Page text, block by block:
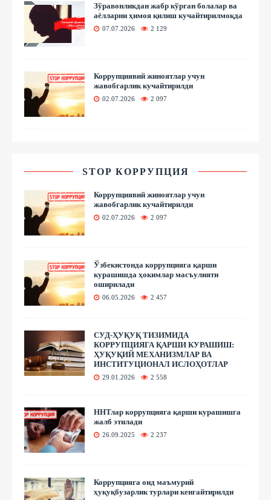
Зўравонликдан жабр кўрган болалар ва
аёлларни ҳимоя қилиш кучайтирилмоқда
07.07.2026 2 129
Коррупциявий жиноятлар учун
жавобгарлик кучайтирилди
02.07.2026 2 097
STOP КОРРУПЦИЯ
Коррупциявий жиноятлар учун
жавобгарлик кучайтирилди
02.07.2026 2 097
Ўзбекистонда коррупцияга қарши
курашишда ҳокимлар масъулияти
оширилади
06.05.2026 2 457
СУД-ҲУҚУҚ ТИЗИМИДА
КОРРУПЦИЯГА ҚАРШИ КУРАШИШ:
ҲУҚУҚИЙ МЕХАНИЗМЛАР ВА
ИНСТИТУЦИОНАЛ ИСЛОҲОТЛАР
29.01.2026 2 558
ННТлар коррупцияга қарши курашишга
жалб этилади
26.09.2025 2 237
Коррупцияга оид маъмурий
ҳуқуқбузарлик турлари кенгайтирилди